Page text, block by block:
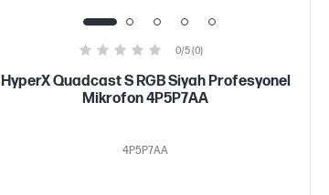
0/5 (0)
HyperX Quadcast S RGB Siyah Profesyonel
Mikrofon 4P5P7AA
4P5P7AA